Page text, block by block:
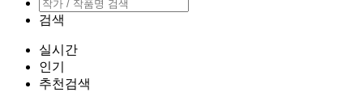
검색
실시간
인기
추천검색